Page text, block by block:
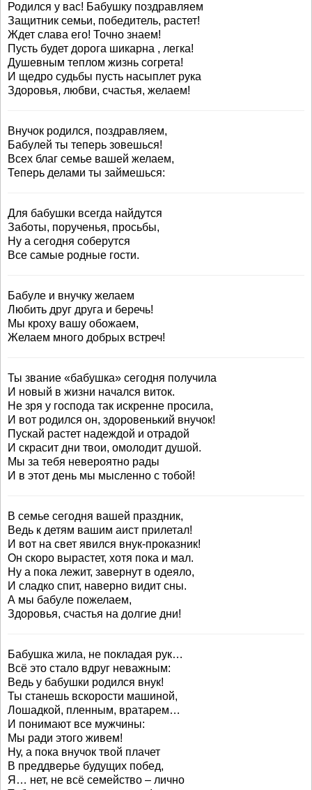
Родился у вас! Бабушку поздравляем
Защитник семьи, победитель, растет!
Ждет слава его! Точно знаем!
Пусть будет дорога шикарна , легка!
Душевным теплом жизнь согрета!
И щедро судьбы пусть насыплет рука
Здоровья, любви, счастья, желаем!
Внучок родился, поздравляем,
Бабулей ты теперь зовешься!
Всех благ семье вашей желаем,
Теперь делами ты займешься:
Для бабушки всегда найдутся
Заботы, порученья, просьбы,
Ну а сегодня соберутся
Все самые родные гости.
Бабуле и внучку желаем
Любить друг друга и беречь!
Мы кроху вашу обожаем,
Желаем много добрых встреч!
Ты звание «бабушка» сегодня получила
И новый в жизни начался виток.
Не зря у господа так искренне просила,
И вот родился он, здоровенький внучок!
Пускай растет надеждой и отрадой
И скрасит дни твои, омолодит душой.
Мы за тебя невероятно рады
И в этот день мы мысленно с тобой!
В семье сегодня вашей праздник,
Ведь к детям вашим аист прилетал!
И вот на свет явился внук-проказник!
Он скоро вырастет, хотя пока и мал.
Ну а пока лежит, завернут в одеяло,
И сладко спит, наверно видит сны.
А мы бабуле пожелаем,
Здоровья, счастья на долгие дни!
Бабушка жила, не покладая рук…
Всё это стало вдруг неважным:
Ведь у бабушки родился внук!
Ты станешь вскорости машиной,
Лошадкой, пленным, вратарем…
И понимают все мужчины:
Мы ради этого живем!
Ну, а пока внучок твой плачет
В преддверье будущих побед,
Я… нет, не всё семейство – лично